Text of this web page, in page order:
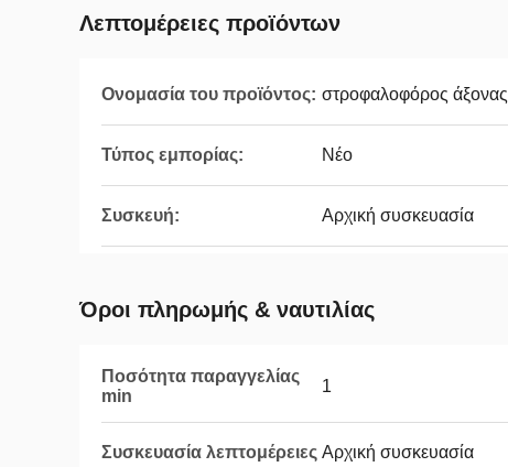
Λεπτομέρειες προϊόντων
Ονομασία του προϊόντος: στροφαλοφόρος άξονας
Τύπος εμπορίας: Νέο
Συσκευή: Αρχική συσκευασία
Όροι πληρωμής & ναυτιλίας
Ποσότητα παραγγελίας
min
1
Συσκευασία λεπτομέρειες Αρχική συσκευασία